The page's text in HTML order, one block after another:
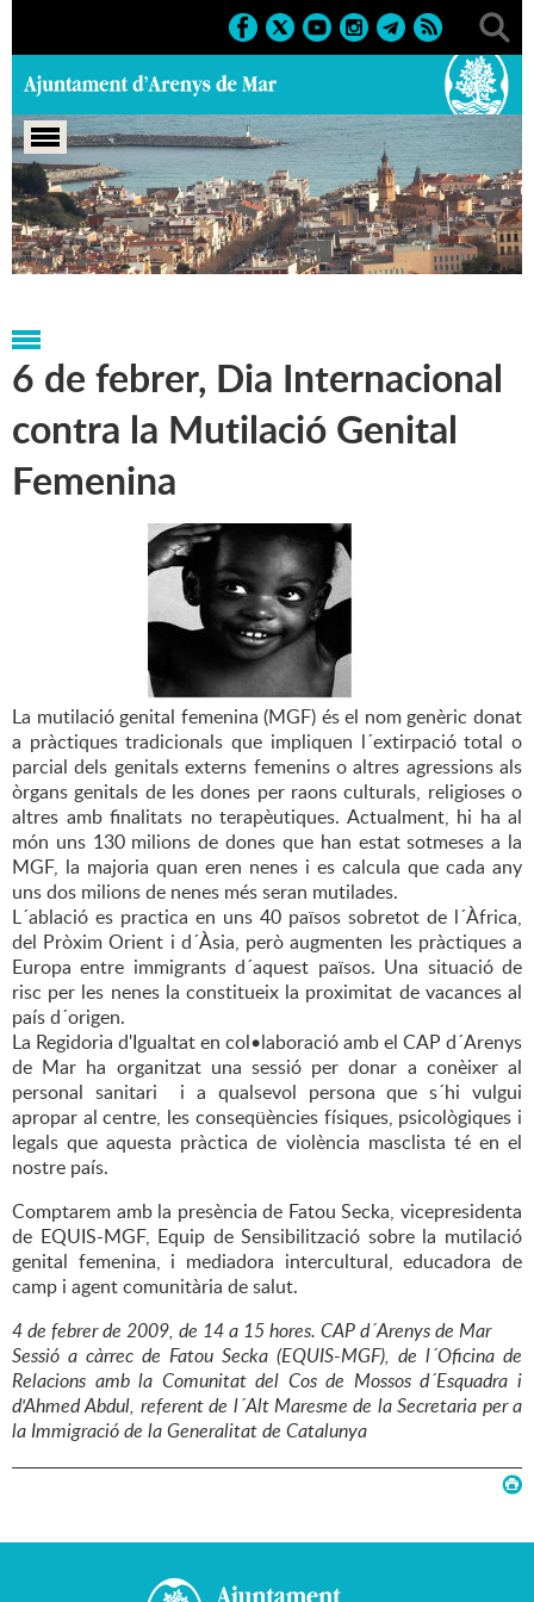
Portada > Regidories > Igualtat > Lluita contra la violència
masclista
6 de febrer, Dia Internacional
contra la Mutilació Genital
Femenina
La mutilació genital femenina (MGF) és el nom genèric donat
a pràctiques tradicionals que impliquen l´extirpació total o
parcial dels genitals externs femenins o altres agressions als
òrgans genitals de les dones per raons culturals, religioses o
altres amb finalitats no terapèutiques. Actualment, hi ha al
món uns 130 milions de dones que han estat sotmeses a la
MGF, la majoria quan eren nenes i es calcula que cada any
uns dos milions de nenes més seran mutilades.
L´ablació es practica en uns 40 països sobretot de l´Àfrica,
del Pròxim Orient i d´Àsia, però augmenten les pràctiques a
Europa entre immigrants d´aquest països. Una situació de
risc per les nenes la constitueix la proximitat de vacances al
país d´origen.
La Regidoria d'Igualtat en col•laboració amb el CAP d´Arenys
de Mar ha organitzat una sessió per donar a conèixer al
personal sanitari i a qualsevol persona que s´hi vulgui
apropar al centre, les conseqüències físiques, psicològiques i
legals que aquesta pràctica de violència masclista té en el
nostre país.
Comptarem amb la presència de Fatou Secka, vicepresidenta
de EQUIS-MGF, Equip de Sensibilització sobre la mutilació
genital femenina, i mediadora intercultural, educadora de
camp i agent comunitària de salut.
4 de febrer de 2009, de 14 a 15 hores. CAP d´Arenys de Mar
Sessió a càrrec de Fatou Secka (EQUIS-MGF), de l´Oficina de
Relacions amb la Comunitat del Cos de Mossos d´Esquadra i
d'Ahmed Abdul, referent de l´Alt Maresme de la Secretaria per a
la Immigració de la Generalitat de Catalunya